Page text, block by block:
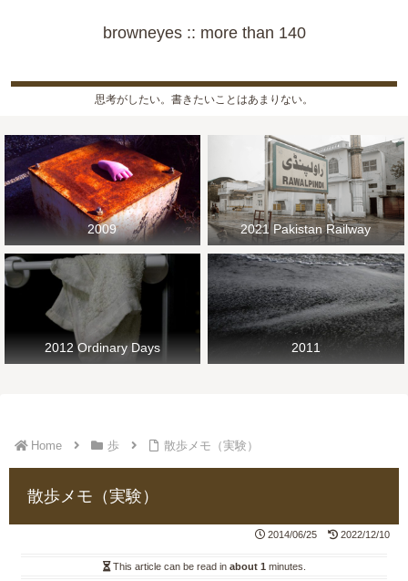
browneyes :: more than 140
思考がしたい。書きたいことはあまりない。
2009 2021 Pakistan Railway
2012 Ordinary Days 2011
Home 歩 散歩メモ（実験）
散歩メモ（実験）
2014/06/25 2022/12/10
This article can be read in about 1 minutes.